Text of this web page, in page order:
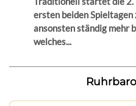
ersten beiden
ansonsten ständig mehr
welches...